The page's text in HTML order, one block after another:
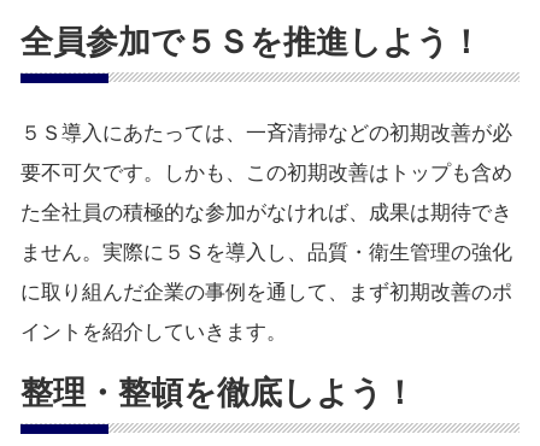
全員参加で５Ｓを推進しよう！
５Ｓ導入にあたっては、一斉清掃などの初期改善が必
要不可欠です。しかも、この初期改善はトップも含め
た全社員の積極的な参加がなければ、成果は期待でき
ません。実際に５Ｓを導入し、品質・衛生管理の強化
に取り組んだ企業の事例を通して、まず初期改善のポ
イントを紹介していきます。
整理・整頓を徹底しよう！